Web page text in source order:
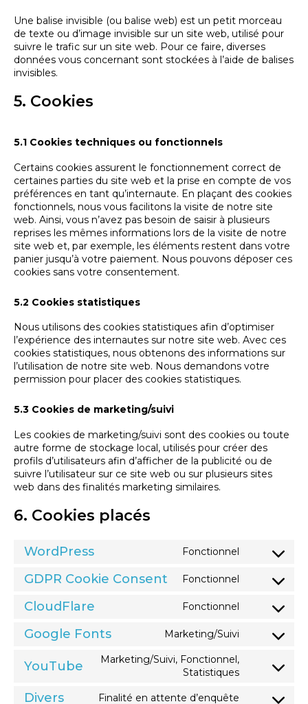
Une balise invisible (ou balise web) est un petit morceau
de texte ou d’image invisible sur un site web, utilisé pour
suivre le trafic sur un site web. Pour ce faire, diverses
données vous concernant sont stockées à l’aide de balises
invisibles.
5. Cookies
5.1 Cookies techniques ou fonctionnels
Certains cookies assurent le fonctionnement correct de
certaines parties du site web et la prise en compte de vos
préférences en tant qu’internaute. En plaçant des cookies
fonctionnels, nous vous facilitons la visite de notre site
web. Ainsi, vous n’avez pas besoin de saisir à plusieurs
reprises les mêmes informations lors de la visite de notre
site web et, par exemple, les éléments restent dans votre
panier jusqu’à votre paiement. Nous pouvons déposer ces
cookies sans votre consentement.
5.2 Cookies statistiques
Nous utilisons des cookies statistiques afin d’optimiser
l’expérience des internautes sur notre site web. Avec ces
cookies statistiques, nous obtenons des informations sur
l’utilisation de notre site web. Nous demandons votre
permission pour placer des cookies statistiques.
5.3 Cookies de marketing/suivi
Les cookies de marketing/suivi sont des cookies ou toute
autre forme de stockage local, utilisés pour créer des
profils d’utilisateurs afin d’afficher de la publicité ou de
suivre l’utilisateur sur ce site web ou sur plusieurs sites
web dans des finalités marketing similaires.
6. Cookies placés
WordPress Fonctionnel
Consent
service
wordpress
GDPR Cookie Consent Fonctionnel
Consent
service
gdpr-
consent
CloudFlare Fonctionnel
Consent
service
Google Fonts Marketing/Suivi
Consent
service
YouTube
Marketing/Suivi, Fonctionnel,
Statistiques
Consent
Divers Finalité en attente d’enquête